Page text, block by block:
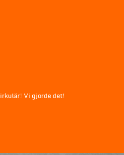
Vi gjorde det!